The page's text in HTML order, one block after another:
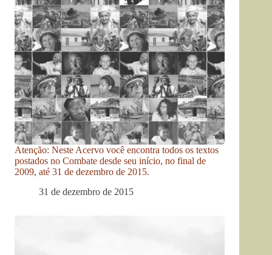
Atenção: Neste Acervo você encontra todos os textos
postados no Combate desde seu início, no final de
2009, até 31 de dezembro de 2015.
31 de dezembro de 2015